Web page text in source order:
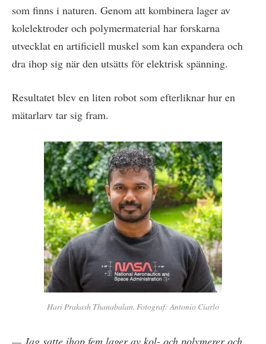
som finns i naturen. Genom att kombinera lager av
kolelektroder och polymermaterial har forskarna
utvecklat en artificiell muskel som kan expandera och
dra ihop sig när den utsätts för elektrisk spänning.
Resultatet blev en liten robot som efterliknar hur en
mätarlarv tar sig fram.
Hari Prakash Thanabalan. Fotograf: Antonio Ciarlo